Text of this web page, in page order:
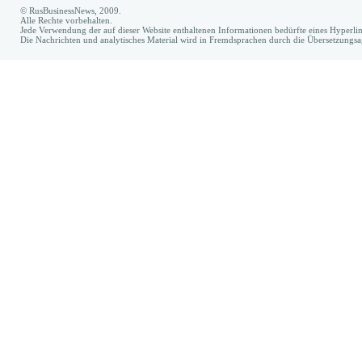
© RusBusinessNews, 2009.
Alle Rechte vorbehalten.
Jede Verwendung der auf dieser Website enthaltenen Informationen bedürfte eines
Die Nachrichten und analytisches Material wird in Fremdsprachen durch die